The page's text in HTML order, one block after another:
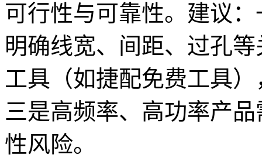
可行性与可靠性。建议
明确线宽、间距、过孔
工具（如捷配免费工具
三是高频率、高功率产
性风险。